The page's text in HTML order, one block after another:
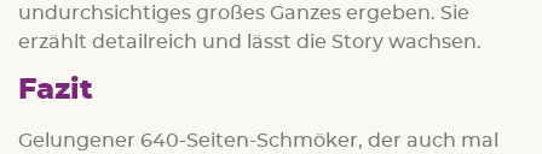
undurchsichtiges großes Ganzes ergeben. Sie
erzählt detailreich und lässt die Story wachsen.
Fazit
Gelungener 640-Seiten-Schmöker, der auch mal